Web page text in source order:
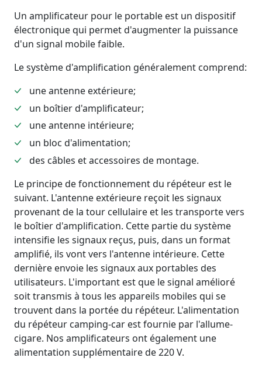
Un amplificateur pour le portable est un dispositif
électronique qui permet d'augmenter la puissance
d'un signal mobile faible.
Le système d'amplification généralement comprend:
une antenne extérieure;
un boîtier d'amplificateur;
une antenne intérieure;
un bloc d'alimentation;
des câbles et accessoires de montage.
Le principe de fonctionnement du répéteur est le
suivant. L'antenne extérieure reçoit les signaux
provenant de la tour cellulaire et les transporte vers
le boîtier d'amplification. Cette partie du système
intensifie les signaux reçus, puis, dans un format
amplifié, ils vont vers l'antenne intérieure. Cette
dernière envoie les signaux aux portables des
utilisateurs. L'important est que le signal amélioré
soit transmis à tous les appareils mobiles qui se
trouvent dans la portée du répéteur. L'alimentation
du répéteur camping-car est fournie par l'allume-
cigare. Nos amplificateurs ont également une
alimentation supplémentaire de 220 V.